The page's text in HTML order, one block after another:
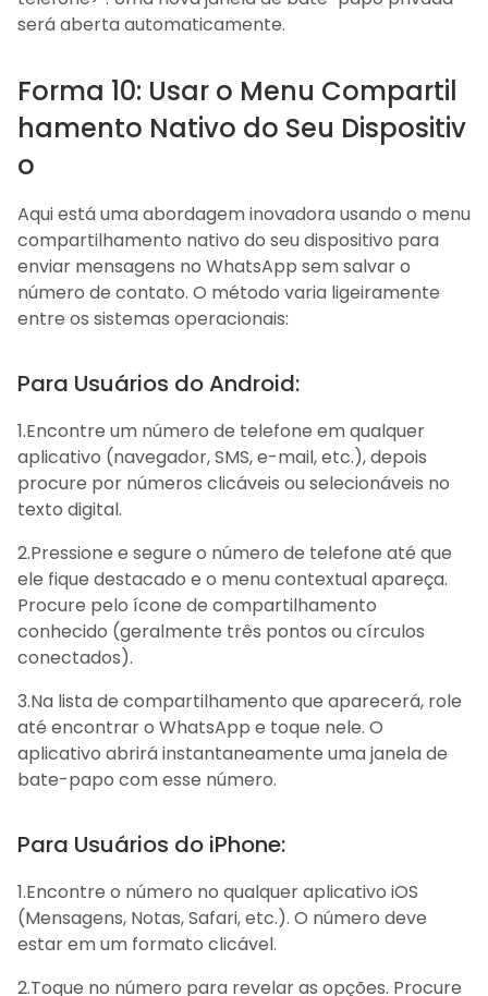
será aberta automaticamente.
Forma 10: Usar o Menu Compartil
hamento Nativo do Seu Dispositiv
o
Aqui está uma abordagem inovadora usando o menu
compartilhamento nativo do seu dispositivo para
enviar mensagens no WhatsApp sem salvar o
número de contato. O método varia ligeiramente
entre os sistemas operacionais:
Para Usuários do Android:
1.Encontre um número de telefone em qualquer
aplicativo (navegador, SMS, e-mail, etc.), depois
procure por números clicáveis ou selecionáveis no
texto digital.
2.Pressione e segure o número de telefone até que
ele fique destacado e o menu contextual apareça.
Procure pelo ícone de compartilhamento
conhecido (geralmente três pontos ou círculos
conectados).
3.Na lista de compartilhamento que aparecerá, role
até encontrar o WhatsApp e toque nele. O
aplicativo abrirá instantaneamente uma janela de
bate-papo com esse número.
Para Usuários do iPhone:
1.Encontre o número no qualquer aplicativo iOS
(Mensagens, Notas, Safari, etc.). O número deve
estar em um formato clicável.
2.Toque no número para revelar as opções. Procure